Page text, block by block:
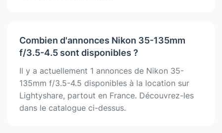
Combien d'annonces Nikon 35-135mm
f/3.5-4.5 sont disponibles ?
Il y a actuellement 1 annonces de Nikon 35-
135mm f/3.5-4.5 disponibles à la location sur
Lightyshare, partout en France. Découvrez-les
dans le catalogue ci-dessus.